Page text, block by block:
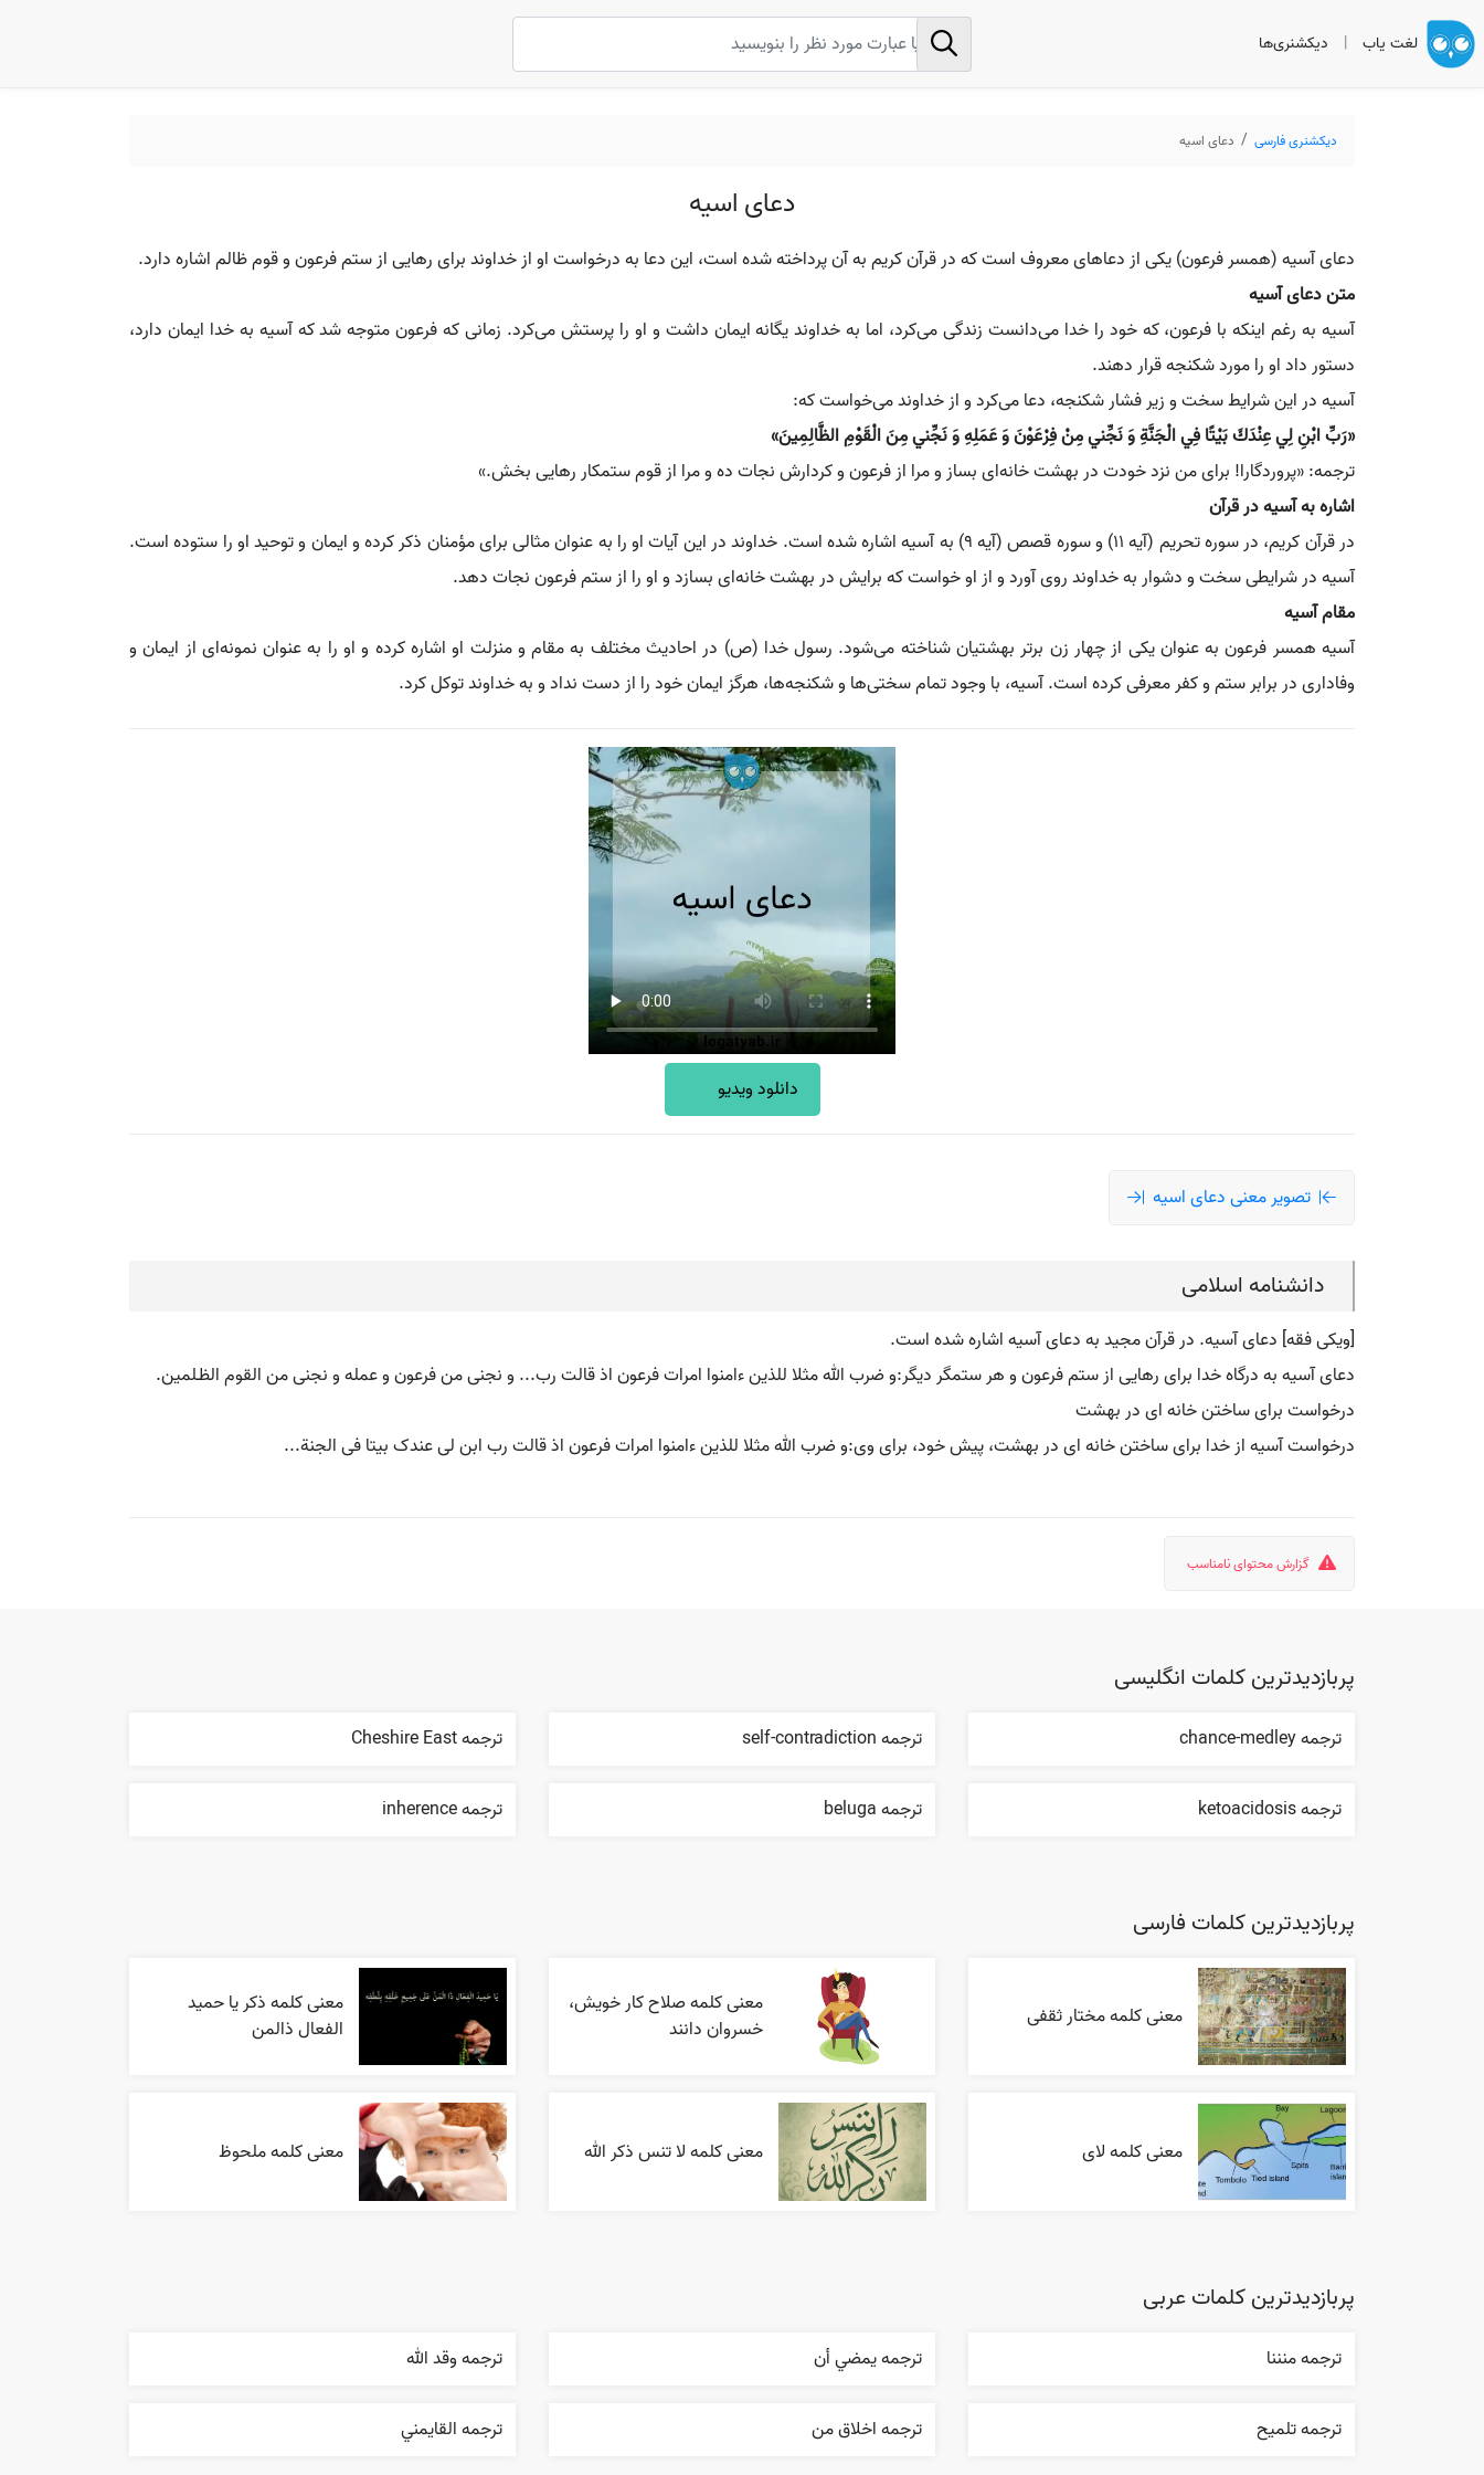
لغت یاب | دیکشنری‌ها
دیکشنری فارسی دعای اسیه
دعای اسیه
دعای آسیه (همسر فرعون) یکی از دعاهای معروف است که در قرآن کریم به آن پرداخته شده است، این دعا به درخواست او از خداوند برای رهایی از ستم فرعون و قوم ظالم اشاره دارد.
متن دعای آسیه
آسیه به رغم اینکه با فرعون، که خود را خدا می‌دانست زندگی می‌کرد، اما به خداوند یگانه ایمان داشت و او را پرستش می‌کرد. زمانی که فرعون متوجه شد که آسیه به خدا ایمان دارد،
دستور داد او را مورد شکنجه قرار دهند.
آسیه در این شرایط سخت و زیر فشار شکنجه، دعا می‌کرد و از خداوند می‌خواست که:
«رَبِّ ابْنِ لِي عِنْدَكَ بَيْتًا فِي الْجَنَّةِ وَ نَجِّني مِنْ فِرْعَوْنَ وَ عَمَلِهِ وَ نَجِّني مِنَ الْقَوْمِ الظَّالِمِينَ»
ترجمه: «پروردگارا! برای من نزد خودت در بهشت خانه‌ای بساز و مرا از فرعون و کردارش نجات ده و مرا از قوم ستمکار رهایی بخش.»
اشاره به آسیه در قرآن
در قرآن کریم، در سوره تحریم (آیه 11) و سوره قصص (آیه 9) به آسیه اشاره شده است. خداوند در این آیات او را به عنوان مثالی برای مؤمنان ذکر کرده و ایمان و توحید او را ستوده است.
آسیه در شرایطی سخت و دشوار به خداوند روی آورد و از او خواست که برایش در بهشت خانه‌ای بسازد و او را از ستم فرعون نجات دهد.
مقام آسیه
آسیه همسر فرعون به عنوان یکی از چهار زن برتر بهشتیان شناخته می‌شود. رسول خدا (ص) در احادیث مختلف به مقام و منزلت او اشاره کرده و او را به عنوان نمونه‌ای از ایمان و
وفاداری در برابر ستم و کفر معرفی کرده است. آسیه، با وجود تمام سختی‌ها و شکنجه‌ها، هرگز ایمان خود را از دست نداد و به خداوند توکل کرد.
دانلود ویدیو
تصویر معنی دعای اسیه
دانشنامه اسلامی
[ویکی فقه] دعای آسیه. در قرآن مجید به دعای آسیه اشاره شده است.
دعای آسیه به درگاه خدا برای رهایی از ستم فرعون و هر ستمگر دیگر:و ضرب الله مثلا للذین ءامنوا امرات فرعون اذ قالت رب... و نجنی من فرعون و عمله و نجنی من القوم الظـلمین.
درخواست برای ساختن خانه ای در بهشت
درخواست آسیه از خدا برای ساختن خانه ای در بهشت، پیش خود، برای وی:و ضرب الله مثلا للذین ءامنوا امرات فرعون اذ قالت رب ابن لی عندک بیتا فی الجنة...
گزارش محتوای نامناسب
پربازدیدترین کلمات انگلیسی
ترجمه chance-medley ترجمه self-contradiction ترجمه Cheshire East
ترجمه ketoacidosis ترجمه beluga ترجمه inherence
پربازدیدترین کلمات فارسی
معنی کلمه مختار ثقفی
معنی کلمه صلاح کار خویش،
خسروان دانند
معنی کلمه ذکر یا حمید
الفعال ذالمن
معنی کلمه لای معنی کلمه لا تنس ذکر الله معنی کلمه ملحوظ
پربازدیدترین کلمات عربی
ترجمه منننا ترجمه يمضي أن ترجمه وقد الله
ترجمه تلميح ترجمه اخلاق من ترجمه القایمني